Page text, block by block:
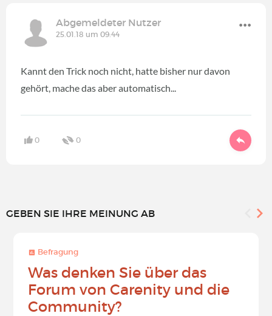
Abgemeldeter Nutzer
25.01.18 um 09:44
Kannt den Trick noch nicht, hatte bisher nur davon
gehört, mache das aber automatisch...
0 0
GEBEN SIE IHRE MEINUNG AB
Befragung
Was denken Sie über das
Forum von Carenity und die
Community?